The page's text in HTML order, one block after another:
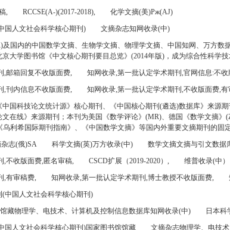
,
RCCSE(A-)(2017-2018),
化学文摘(美)Pж(AJ)
国人文社会科学核心期刊)
文摘杂志知网收录(中)
国内的中国数学文摘、生物学文摘、物理学文摘、中国知网、万方数
大学图书馆《中文核心期刊要目总览》(2014年版)，成为综合性科学技
,邮箱回复不收版面费,
知网收录,第一批认定学术期刊,官网信息:不收
,刊内信息不收版面费,
知网收录,第一批认定学术期刊,不收版面费,有
国科技论文统计源》核心期刊、《中国核心期刊(遴选)数据库》来源期
在线》来源期刊；本刊为美国《数学评论》(MR)、德国《数学文摘
利希国际期刊指南》、《中国数学文摘》等国内外重要文摘期刊的固
志(俄)SA 科学文摘(英)万方收录(中) 数学文摘文摘与引文数据
,不收版面费,匿名审稿,
CSCD扩展（2019-2020）, 维普收录(中）
,有审稿费,
知网收录,第一批认定学术期刊,博士教授不收版面费,
中国人文社会科学核心期刊)
藏物理学、电技术、计算机及控制信息数据库知网收录(中)
日本科
国人文社会科学核心期刊)国家图书馆馆藏
文摘杂志物理学、电技